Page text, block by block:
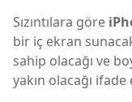
Sızıntılara göre
bir iç ekran
sahip olacağı ve
yakın olacağı ifade